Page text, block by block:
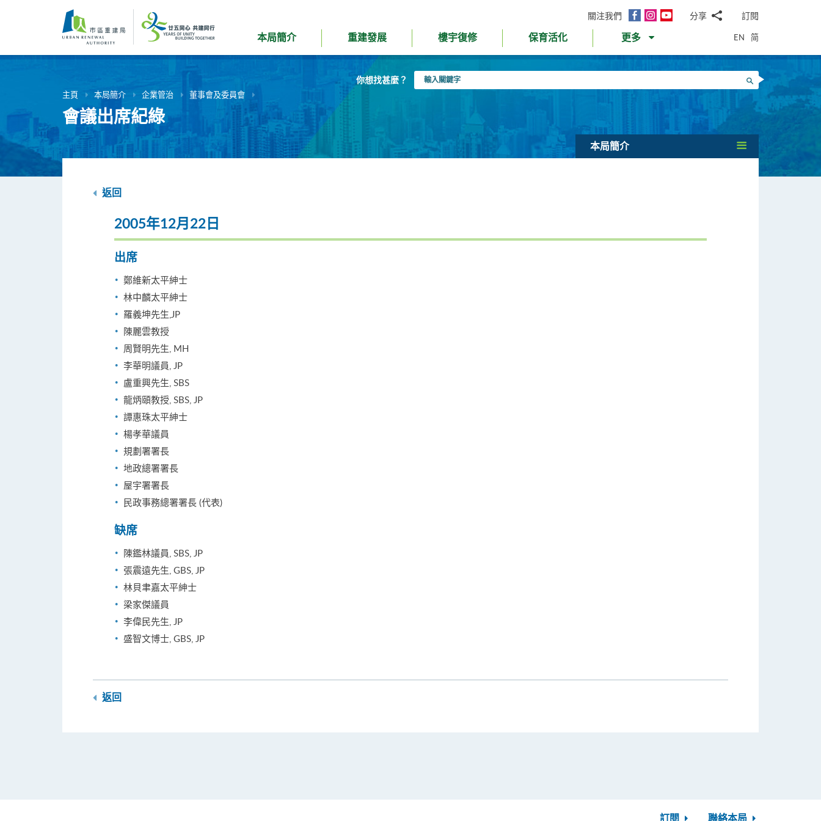
內
關注我們
面
InstagramYouTube分享
郵WhatsApp
微
信
面
書Twitter
LinkedIn
微
訂閱
本局簡介 重建發展 樓宇復修 保育活化 更多 EN 简
你想找甚麼？
入
搜尋
主頁 本局簡介 企業管治 董事會及委員會
會議出席紀綠
本局簡介
返回
2005年12月22日
出席
鄭維新太平紳士
林中麟太平紳士
羅義坤先生,JP
陳麗雲教授
周賢明先生, MH
李華明議員, JP
盧重興先生, SBS
龍炳頤教授, SBS, JP
譚惠珠太平紳士
楊孝華議員
規劃署署長
地政總署署長
屋宇署署長
民政事務總署署長 (代表)
缺席
陳鑑林議員, SBS, JP
張震遠先生, GBS, JP
林貝聿嘉太平紳士
梁家傑議員
李偉民先生, JP
盛智文博士, GBS, JP
返回
訂閱 聯絡本局